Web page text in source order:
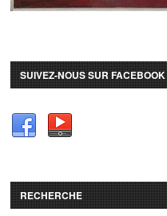
SUIVEZ-NOUS SUR FACEBOOK
RECHERCHE